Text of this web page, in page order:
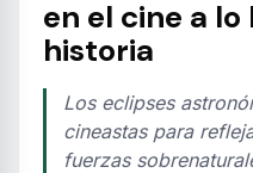
en el cine a
historia
Los eclipses
cineastas para
fuerzas